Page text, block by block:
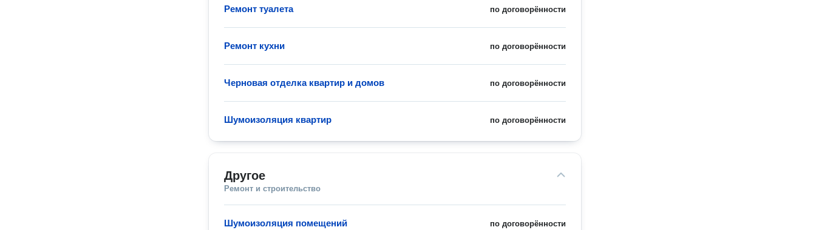
по договорённости
Ремонт туалета
по договорённости
Ремонт кухни
по договорённости
Черновая отделка квартир и домов
по договорённости
Шумоизоляция квартир
Другое
Ремонт и строительство
по договорённости
Шумоизоляция помещений